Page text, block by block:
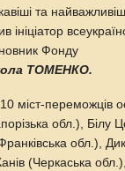
та
Фонду
ТОМЕНКО.
міст-переможців
обл.), Білу
обл.),
(Черкаська